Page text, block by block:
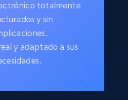
totalmente
y sin
y adaptado a sus